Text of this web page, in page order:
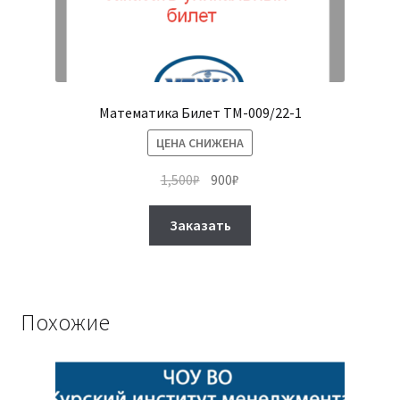
Математика Билет ТМ-009/22-1
ЦЕНА СНИЖЕНА
1,500₽ Первоначальная
составляла
1,500₽.
900₽
Заказать
на
Похожие